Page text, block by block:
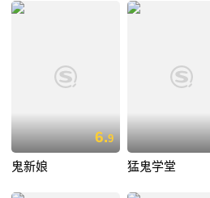
6.9
鬼新娘 猛鬼学堂